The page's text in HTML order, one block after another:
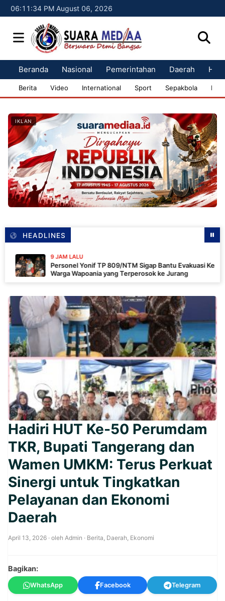
06:11:36 PM August 06, 2026
Beranda Nasional Pemerintahan Daerah
Berita Video International Sport Sepakbola
IKLAN
HEADLINES
9 JAM LALU
Personel Yonif TP 809/NTM Sigap Bantu Evakuasi Kendaraan
Warga Wapoania yang Terperosok ke Jurang
Hadiri HUT Ke-50 Perumdam
TKR, Bupati Tangerang dan
Wamen UMKM: Terus Perkuat
Sinergi untuk Tingkatkan
Pelayanan dan Ekonomi
Daerah
April 13, 2026 · oleh Admin · Berita, Daerah, Ekonomi
Bagikan:
WhatsApp Facebook Telegram